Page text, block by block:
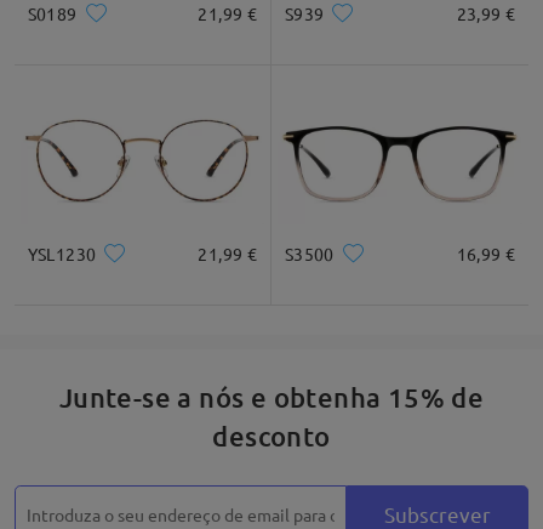
S0189 21,99 € S939 23,99 €
YSL1230 21,99 € S3500 16,99 €
Junte-se a nós e obtenha 15% de
desconto
Subscrever